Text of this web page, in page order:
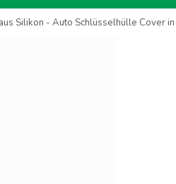
Silikon - Auto Schlüsselhülle Cover in